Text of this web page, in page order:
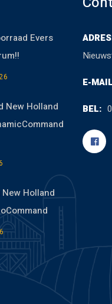
Evers
New Holland
Holland
E-
BEL: